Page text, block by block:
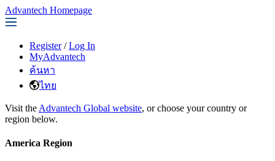
Advantech Homepage
Register / Log In
MyAdvantech
ค้นหา
ไทย
Visit the Advantech Global website, or choose your country or
region below.
America Region